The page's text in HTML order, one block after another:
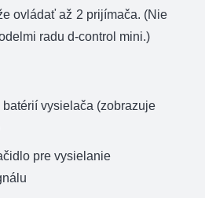
ovládať až 2 prijímača. (Nie
radu d-control mini.)
batérií vysielača (zobrazuje
pre vysielanie